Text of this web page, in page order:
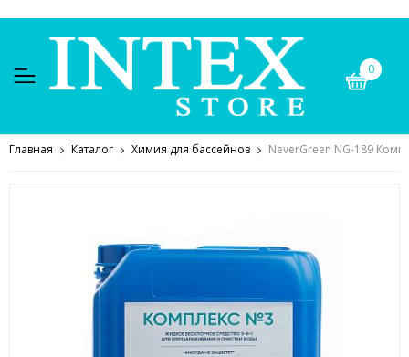
0
Главная Каталог Химия для бассейнов NeverGreen NG-189